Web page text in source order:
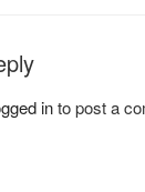
into post a